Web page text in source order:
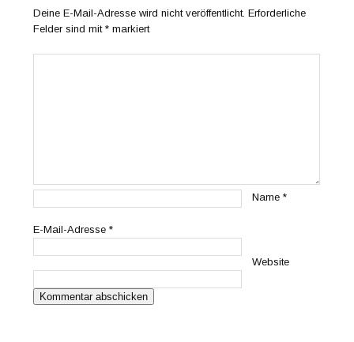
Deine E-Mail-Adresse wird nicht veröffentlicht. Erforderliche
Felder sind mit* markiert
Name*
E-Mail-Adresse*
Website